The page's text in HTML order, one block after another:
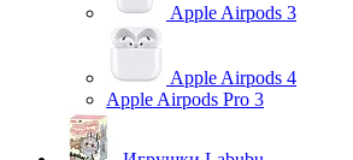
Apple Airpods 3
Apple Airpods 4
Apple Airpods Pro 3